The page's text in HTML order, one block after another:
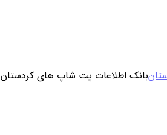
بانک اطلاعات پت شاپ های کردستان